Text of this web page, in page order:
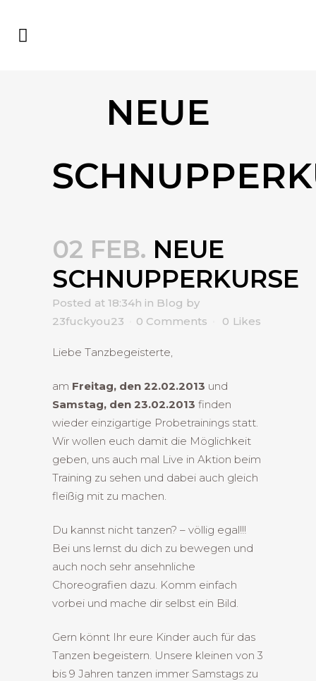
NEUE
02 FEB. NEUE
SCHNUPPERKURSE
Posted at 18:34h in Blog by
23fuckyou23
0 Comments 0 Likes
Liebe Tanzbegeisterte,
am Freitag, den 22.02.2013 und
Samstag, den 23.02.2013 finden
wieder einzigartige Probetrainings statt.
Wir wollen euch damit die Möglichkeit
geben, uns auch mal Live in Aktion beim
Training zu sehen und dabei auch gleich
fleißig mit zu machen.
Du kannst nicht tanzen? – völlig egal!!!
Bei uns lernst du dich zu bewegen und
auch noch sehr ansehnliche
Choreografien dazu. Komm einfach
vorbei und mache dir selbst ein Bild.
Gern könnt Ihr eure Kinder auch für das
Tanzen begeistern. Unsere kleinen von 3
bis 9 Jahren tanzen immer Samstags zu